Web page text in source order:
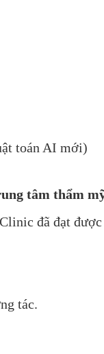
toán AI mới)
tâm thẩm
đã đạt được
tác.